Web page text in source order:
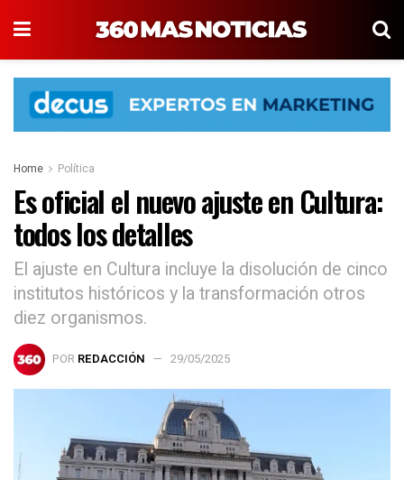
Home Política
Es oficial el nuevo ajuste en Cultura:
todos los detalles
El ajuste en Cultura incluye la disolución de cinco
institutos históricos y la transformación otros
diez organismos.
POR REDACCIÓN 29/05/2025